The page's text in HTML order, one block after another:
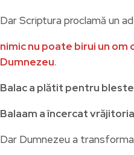
Dar Scriptura proclamă un
nimic nu poate birui un
Dumnezeu.
Balac a plătit pentru
Balaam a încercat
Dar Dumnezeu a